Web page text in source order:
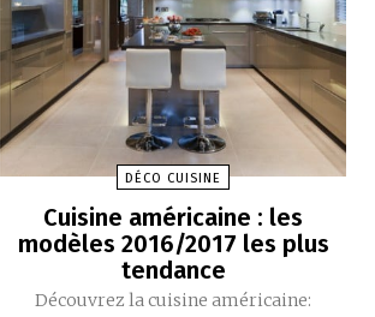
DÉCO CUISINE
Cuisine américaine : les
modèles 2016/2017 les plus
tendance
Découvrez la cuisine américaine: